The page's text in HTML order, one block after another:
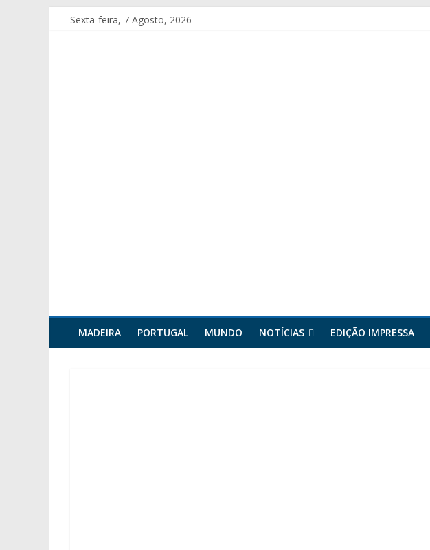
Sexta-feira, 7 Agosto, 2026
MADEIRA PORTUGAL MUNDO NOTÍCIAS EDIÇÃO IMPRESSA